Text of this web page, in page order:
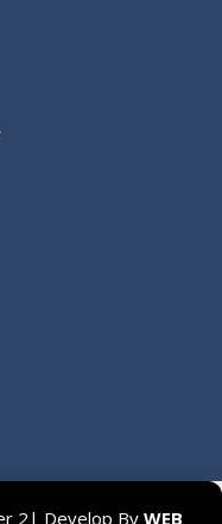
2| Develop By WEB